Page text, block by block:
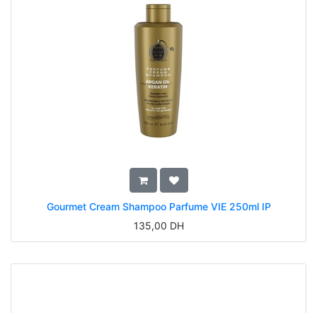
Gourmet Cream Shampoo Parfume VIE 250ml IP
135,00 DH